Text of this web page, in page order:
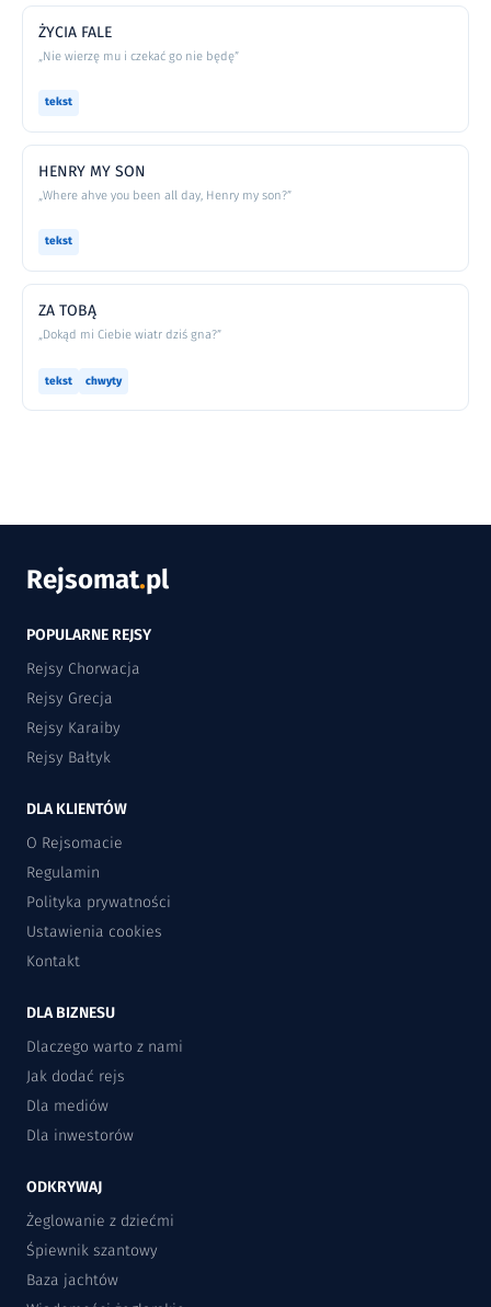
ŻYCIA FALE
„Nie wierzę mu i czekać go nie będę”
tekst
HENRY MY SON
„Where ahve you been all day, Henry my son?”
tekst
ZA TOBĄ
„Dokąd mi Ciebie wiatr dziś gna?”
tekst chwyty
Rejsomat.pl
POPULARNE REJSY
Rejsy Chorwacja
Rejsy Grecja
Rejsy Karaiby
Rejsy Bałtyk
DLA KLIENTÓW
O Rejsomacie
Regulamin
Polityka prywatności
Ustawienia cookies
Kontakt
DLA BIZNESU
Dlaczego warto z nami
Jak dodać rejs
Dla mediów
Dla inwestorów
ODKRYWAJ
Żeglowanie z dziećmi
Śpiewnik szantowy
Baza jachtów